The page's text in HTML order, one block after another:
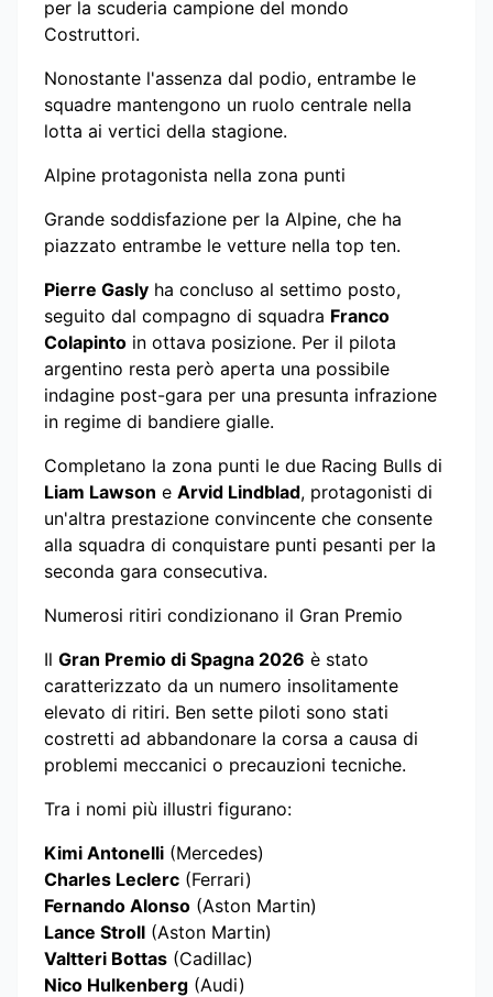
per la scuderia campione del mondo
Costruttori.
Nonostante l'assenza dal podio, entrambe le
squadre mantengono un ruolo centrale nella
lotta ai vertici della stagione.
Alpine protagonista nella zona punti
Grande soddisfazione per la Alpine, che ha
piazzato entrambe le vetture nella top ten.
Pierre Gasly ha concluso al settimo posto,
seguito dal compagno di squadra Franco
Colapinto in ottava posizione. Per il pilota
argentino resta però aperta una possibile
indagine post-gara per una presunta infrazione
in regime di bandiere gialle.
Completano la zona punti le due Racing Bulls di
Liam Lawson e Arvid Lindblad, protagonisti di
un'altra prestazione convincente che consente
alla squadra di conquistare punti pesanti per la
seconda gara consecutiva.
Numerosi ritiri condizionano il Gran Premio
Il Gran Premio di Spagna 2026 è stato
caratterizzato da un numero insolitamente
elevato di ritiri. Ben sette piloti sono stati
costretti ad abbandonare la corsa a causa di
problemi meccanici o precauzioni tecniche.
Tra i nomi più illustri figurano:
Kimi Antonelli (Mercedes)
Charles Leclerc (Ferrari)
Fernando Alonso (Aston Martin)
Lance Stroll (Aston Martin)
Valtteri Bottas (Cadillac)
Nico Hulkenberg (Audi)